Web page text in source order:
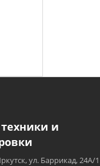
и
ул. Баррикад, 24А/1